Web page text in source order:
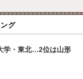
グ
学・東北…2位は山形